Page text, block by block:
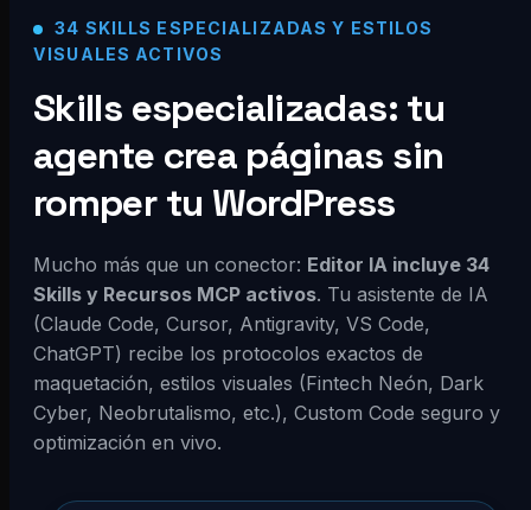
34 SKILLS ESPECIALIZADAS Y ESTILOS
VISUALES ACTIVOS
Skills especializadas: tu
agente crea páginas sin
romper tu WordPress
Mucho más que un conector: Editor IA incluye 34
Skills y Recursos MCP activos. Tu asistente de IA
(Claude Code, Cursor, Antigravity, VS Code,
ChatGPT) recibe los protocolos exactos de
maquetación, estilos visuales (Fintech Neón, Dark
Cyber, Neobrutalismo, etc.), Custom Code seguro y
optimización en vivo.